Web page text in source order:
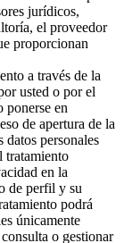
jurídicos,
el proveedor
proporcionan
a través de la
usted o por el
ponerse en
de apertura de la
datos personales
tratamiento
en la
de perfil y su
podrá
únicamente
o gestionar